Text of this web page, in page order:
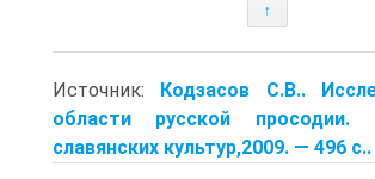
↑
Источник: Кодзасов С.В..
области русской
славянских культур,2009. — 496